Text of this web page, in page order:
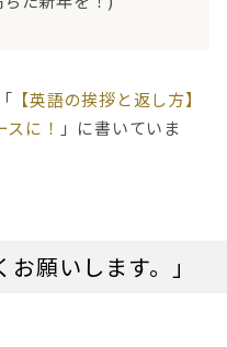
【英語の挨拶と返し方】
に！ 」に書いていま
願いします。」